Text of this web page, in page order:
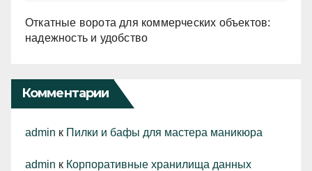
Откатные ворота для коммерческих объектов:
надежность и удобство
Комментарии
admin к Пилки и бафы для мастера маникюра
admin к Корпоративные хранилища данных